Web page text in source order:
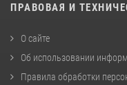
ПРАВОВАЯ И
О сайте
Об использовании
Правила обработки